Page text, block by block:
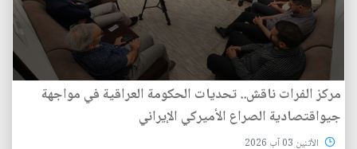
مركز الفرات ناقش.. تحديات الحكومة العراقية في مواجهة
جيواقتصادية الصراع الأميركي الإيراني
الأثنين 03 آب 2026